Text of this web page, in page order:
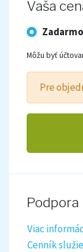
Kompletný
Ak
alebo inak
kontaktujte
PekneWeby
Plátca DPH
Vaša
Môžu byť
Pre
Podpora
Viac
Cenník